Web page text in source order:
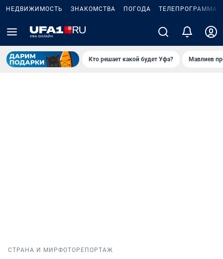
НЕДВИЖИМОСТЬ ЗНАКОМСТВА ПОГОДА ТЕЛЕПРОГРАММА
Кто решает какой будет Уфа? Мавлиев
СТРАНА И МИРФОТОРЕПОРТАЖ